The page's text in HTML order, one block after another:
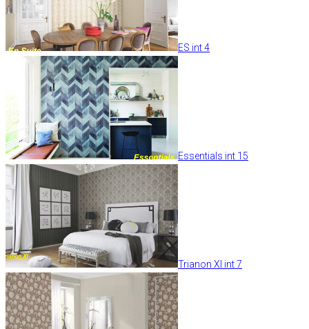
ES int 4
Essentials int 15
Trianon XI int 7